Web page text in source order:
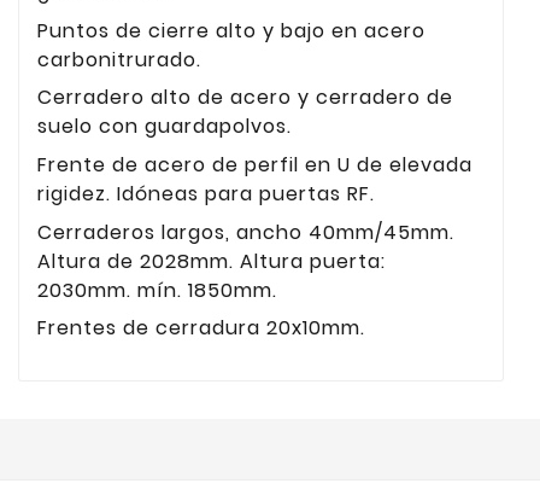
Puntos de cierre alto y bajo en acero
carbonitrurado.
Cerradero alto de acero y cerradero de
suelo con guardapolvos.
Frente de acero de perfil en U de elevada
rigidez. Idóneas para puertas RF.
Cerraderos largos, ancho 40mm/45mm.
Altura de 2028mm. Altura puerta:
2030mm. mín. 1850mm.
Frentes de cerradura 20x10mm.